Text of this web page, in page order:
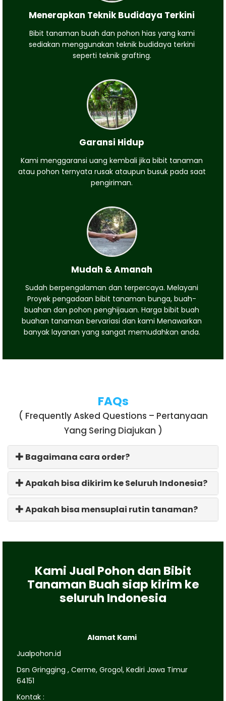
Menerapkan Teknik Budidaya Terkini
Bibit tanaman buah dan pohon hias yang kami
sediakan menggunakan teknik budidaya terkini
seperti teknik grafting.
Garansi Hidup
Kami menggaransi uang kembali jika bibit tanaman
atau pohon ternyata rusak ataupun busuk pada saat
pengiriman.
Mudah & Amanah
Sudah berpengalaman dan terpercaya. Melayani
Proyek pengadaan bibit tanaman bunga, buah-
buahan dan pohon penghijauan. Harga bibit buah
buahan tanaman bervariasi dan kami Menawarkan
banyak layanan yang sangat memudahkan anda.
FAQs
( Frequently Asked Questions – Pertanyaan
Yang Sering Diajukan )
Bagaimana cara order?
Apakah bisa dikirim ke Seluruh Indonesia?
Apakah bisa mensuplai rutin tanaman?
Kami Jual Pohon dan Bibit
Tanaman Buah siap kirim ke
seluruh Indonesia
Alamat Kami
Jualpohon.id
Dsn Gringging , Cerme, Grogol, Kediri Jawa Timur
64151
Kontak :